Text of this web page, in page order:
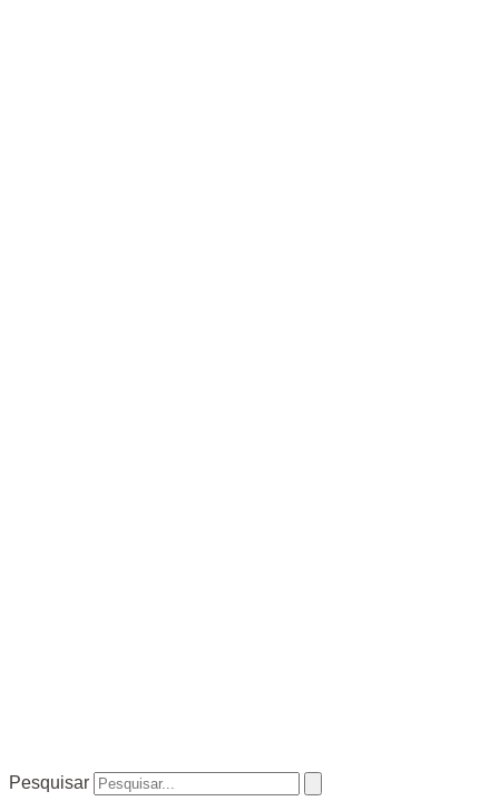
Pesquisar